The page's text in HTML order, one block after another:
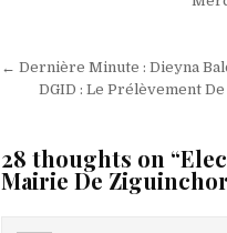
Navigation
← Dernière Minute : Dieyna
DGID : Le Prélèvement
28 thoughts on “
Mairie De Ziguinchor